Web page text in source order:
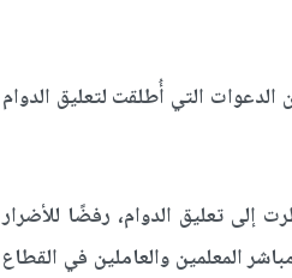
التي أُطلقت لتعليق الدوام
إلى تعليق الدوام، رفضًا للأضرار
المعلمين والعاملين في القطاع